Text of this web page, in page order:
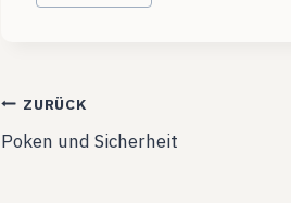
Beitragsnavigation
ZURÜCK
Poken und Sicherheit